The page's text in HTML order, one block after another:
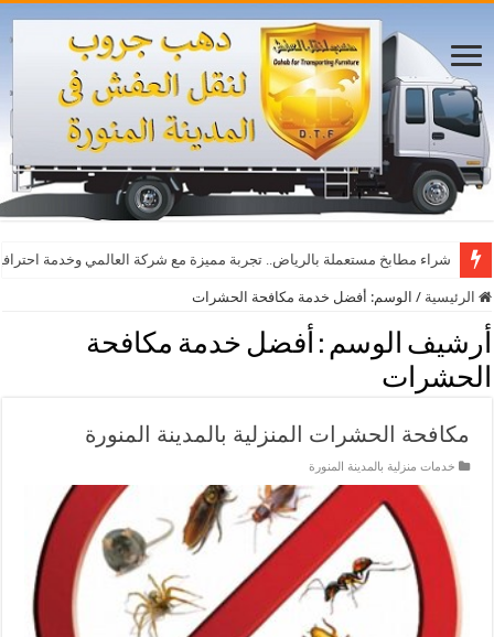
شراء مطابخ مستعملة بالرياض.. تجربة مميزة مع شركة العالمي وخدمة
الرئيسية / الوسم: أفضل خدمة مكافحة الحشرات
أرشيف الوسم : أفضل خدمة مكافحة
الحشرات
مكافحة الحشرات المنزلية بالمدينة المنورة
خدمات منزلية بالمدينة المنورة